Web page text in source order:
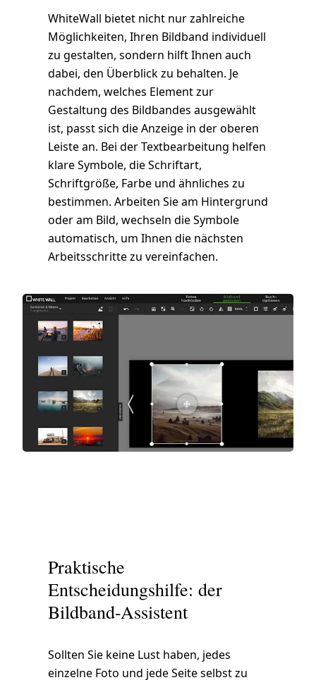
WhiteWall bietet nicht nur zahlreiche
Möglichkeiten, Ihren Bildband individuell
zu gestalten, sondern hilft Ihnen auch
dabei, den Überblick zu behalten. Je
nachdem, welches Element zur
Gestaltung des Bildbandes ausgewählt
ist, passt sich die Anzeige in der oberen
Leiste an. Bei der Textbearbeitung helfen
klare Symbole, die Schriftart,
Schriftgröße, Farbe und ähnliches zu
bestimmen. Arbeiten Sie am Hintergrund
oder am Bild, wechseln die Symbole
automatisch, um Ihnen die nächsten
Arbeitsschritte zu vereinfachen.
Praktische
Entscheidungshilfe: der
Bildband-Assistent
Sollten Sie keine Lust haben, jedes
einzelne Foto und jede Seite selbst zu